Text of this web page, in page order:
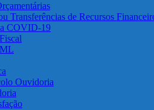
Transferências de Recursos
COVID-19
Ouvidoria